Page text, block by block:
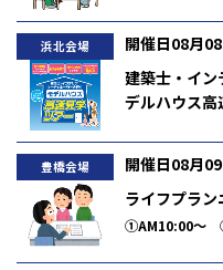
浜北会場
開催日08月08
建築士・イン
デルハウス高
豊橋会場
開催日08月09
ライフプラン
①AM10:00～